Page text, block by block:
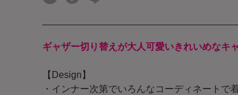
ギャザー切り替えが大人可愛いきれいめなキ
【Design】
・インナー次第でいろんなコーディネートで